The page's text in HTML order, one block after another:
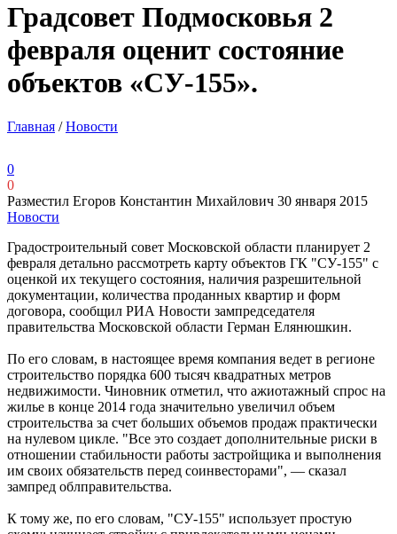
Градсовет Подмосковья 2
февраля оценит состояние
объектов «СУ-155».
Главная /Новости
0
0
Разместил Егоров Константин Михайлович 30 января 2015
Новости
Градостроительный совет Московской области планирует 2
февраля детально рассмотреть карту объектов ГК "СУ-155" с
оценкой их текущего состояния, наличия разрешительной
документации, количества проданных квартир и форм
договора, сообщил РИА Новости зампредседателя
правительства Московской области Герман Елянюшкин.
По его словам, в настоящее время компания ведет в регионе
строительство порядка 600 тысяч квадратных метров
недвижимости. Чиновник отметил, что ажиотажный спрос на
жилье в конце 2014 года значительно увеличил объем
строительства за счет больших объемов продаж практически
на нулевом цикле. "Все это создает дополнительные риски в
отношении стабильности работы застройщика и выполнения
им своих обязательств перед соинвесторами", — сказал
зампред облправительства.
К тому же, по его словам, "СУ-155" использует простую